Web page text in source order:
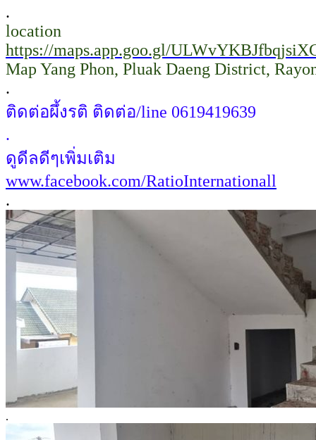
.
location
https://maps.app.goo.gl/
Map Yang Phon, Pluak Daeng District,
.
ติดต่อผึ้งรติ ติดต่อ/line 0619419639
.
ดูดีลดีๆเพิ่มเติม
www.facebook.com/RatioInternationall
.
.